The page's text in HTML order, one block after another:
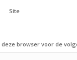
Site
browser voor de